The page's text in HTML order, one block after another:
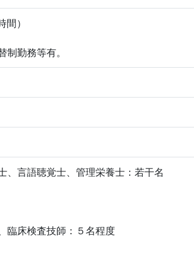
）
勤務等有。
、言語聴覚士、管理栄養士：若干名
臨床検査技師：５名程度